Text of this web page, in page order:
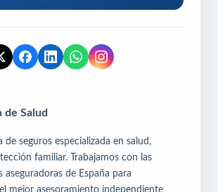
de Salud
de seguros especializada en salud,
familiar. Trabajamos con las
aseguradoras de España para
mejor asesoramiento independiente